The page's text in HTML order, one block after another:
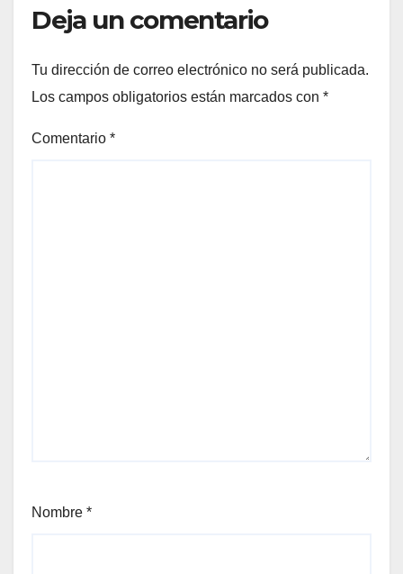
Deja un comentario
Tu dirección de correo electrónico no será publicada.
Los campos obligatorios están marcados con *
Comentario *
Nombre *